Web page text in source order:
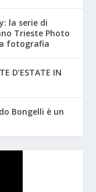
la serie di
Trieste Photo
fotografia
D’ESTATE IN
Bongelli è un